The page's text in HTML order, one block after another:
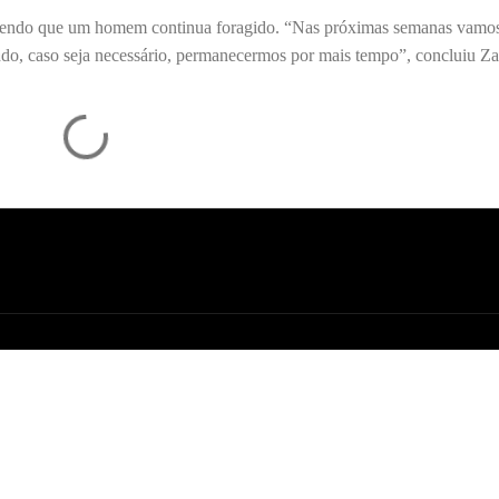
que um homem continua foragido. “Nas próximas semanas
caso seja necessário, permanecermos por mais tempo”, concluiu